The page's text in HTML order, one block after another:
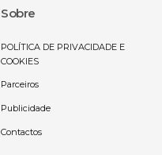
Sobre
POLÍTICA DE PRIVACIDADE E
COOKIES
Parceiros
Publicidade
Contactos